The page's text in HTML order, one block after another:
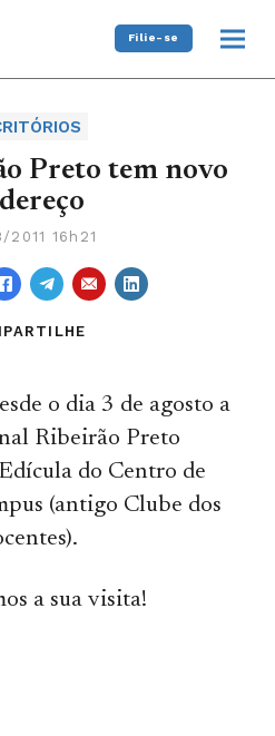
Filie-se
Preto tem novo
2011 16h21
o dia 3 de agosto a
Ribeirão Preto
do Centro de
(antigo Clube dos
a sua visita!